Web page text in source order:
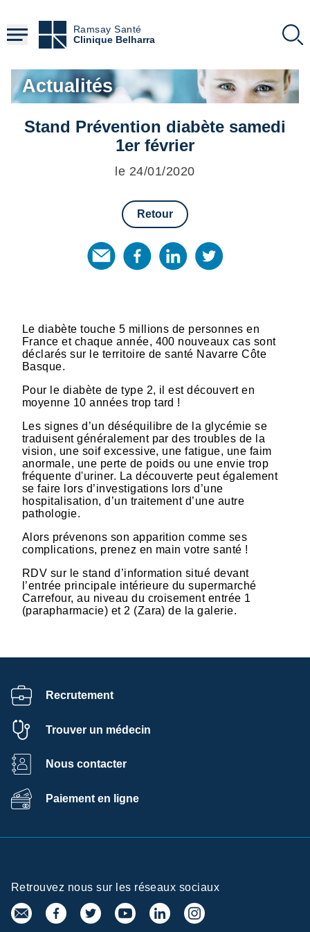
contenu
principal
Ramsay Santé
Clinique Belharra
Actualités
Stand Prévention diabète samedi
1er février
le 24/01/2020
Retour
Le diabète touche 5 millions de personnes en
France et chaque année, 400 nouveaux cas sont
déclarés sur le territoire de santé Navarre Côte
Basque.
Pour le diabète de type 2, il est découvert en
moyenne 10 années trop tard !
Les signes d’un déséquilibre de la glycémie se
traduisent généralement par des troubles de la
vision, une soif excessive, une fatigue, une faim
anormale, une perte de poids ou une envie trop
fréquente d'uriner. La découverte peut également
se faire lors d’investigations lors d’une
hospitalisation, d’un traitement d’une autre
pathologie.
Alors prévenons son apparition comme ses
complications, prenez en main votre santé !
RDV sur le stand d’information situé devant
l’entrée principale intérieure du supermarché
Carrefour, au niveau du croisement entrée 1
(parapharmacie) et 2 (Zara) de la galerie.
Recrutement
Trouver un médecin
Nous contacter
Paiement en ligne
Retrouvez nous sur les réseaux sociaux